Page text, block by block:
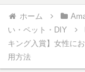
ホーム
い・ペット・DIY
キング入賞】女性に
用方法